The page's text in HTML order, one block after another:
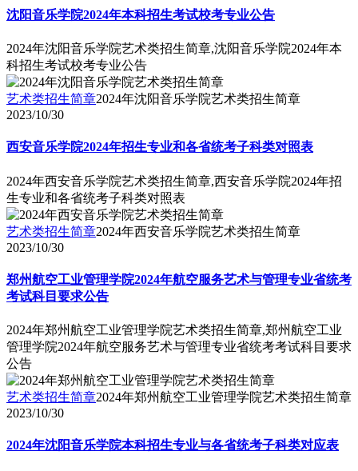
沈阳音乐学院2024年本科招生考试校考专业公告
2024年沈阳音乐学院艺术类招生简章,沈阳音乐学院2024年本
科招生考试校考专业公告
艺术类招生简章2024年沈阳音乐学院艺术类招生简章
2023/10/30
西安音乐学院2024年招生专业和各省统考子科类对照表
2024年西安音乐学院艺术类招生简章,西安音乐学院2024年招
生专业和各省统考子科类对照表
艺术类招生简章2024年西安音乐学院艺术类招生简章
2023/10/30
郑州航空工业管理学院2024年航空服务艺术与管理专业省统考
考试科目要求公告
2024年郑州航空工业管理学院艺术类招生简章,郑州航空工业
管理学院2024年航空服务艺术与管理专业省统考考试科目要求
公告
艺术类招生简章2024年郑州航空工业管理学院艺术类招生简章
2023/10/30
2024年沈阳音乐学院本科招生专业与各省统考子科类对应表